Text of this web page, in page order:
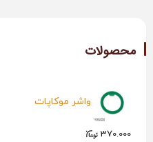
محصولات
واشر موکاپات
370.000